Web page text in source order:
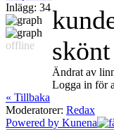
Inlägg: 34
offline
Ändrat av
Logga in för
« Tillbaka
Moderatorer: Redax
Powered by Kunena